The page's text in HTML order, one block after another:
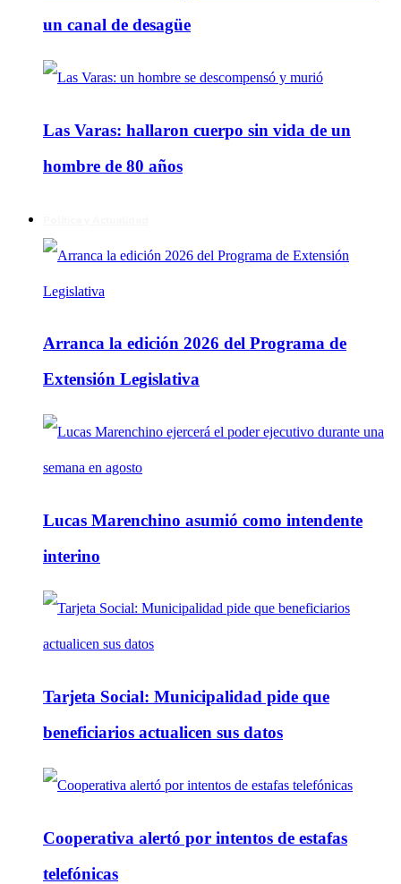
un canal de desagüe
Las Varas: hallaron cuerpo sin vida de un
hombre de 80 años
Arranca la edición 2026 del Programa de
Extensión Legislativa
Lucas Marenchino asumió como intendente
interino
Tarjeta Social: Municipalidad pide que
beneficiarios actualicen sus datos
Cooperativa alertó por intentos de estafas
telefónicas